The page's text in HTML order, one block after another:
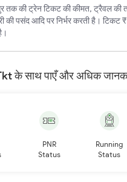
तक की ट्रेन टिकट की कीमत, ट्रैवल की
की पसंद आदि पर निर्भर करती है।
के साथ पाएँ और अधिक
PNR
Status
Running
Status